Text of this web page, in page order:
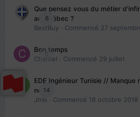
6
Que pensez vous du métier
au Québec ?
BestBuy · Commencé 27
0
Bon temps
Charbel · Commencé 29 juillet
14
EDE Ingénieur Tunisie // Manque
note
Jmili · Commencé 18 octobre 2018